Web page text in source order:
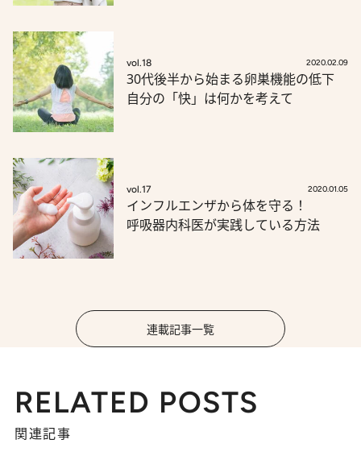
vol.18 2020.02.09
30代後半から始まる卵巣機能の低下
自分の「快」は何かを考えて
vol.17 2020.01.05
インフルエンザから体を守る！
呼吸器内科医が実践している方法
連載記事一覧
RELATED POSTS
関連記事